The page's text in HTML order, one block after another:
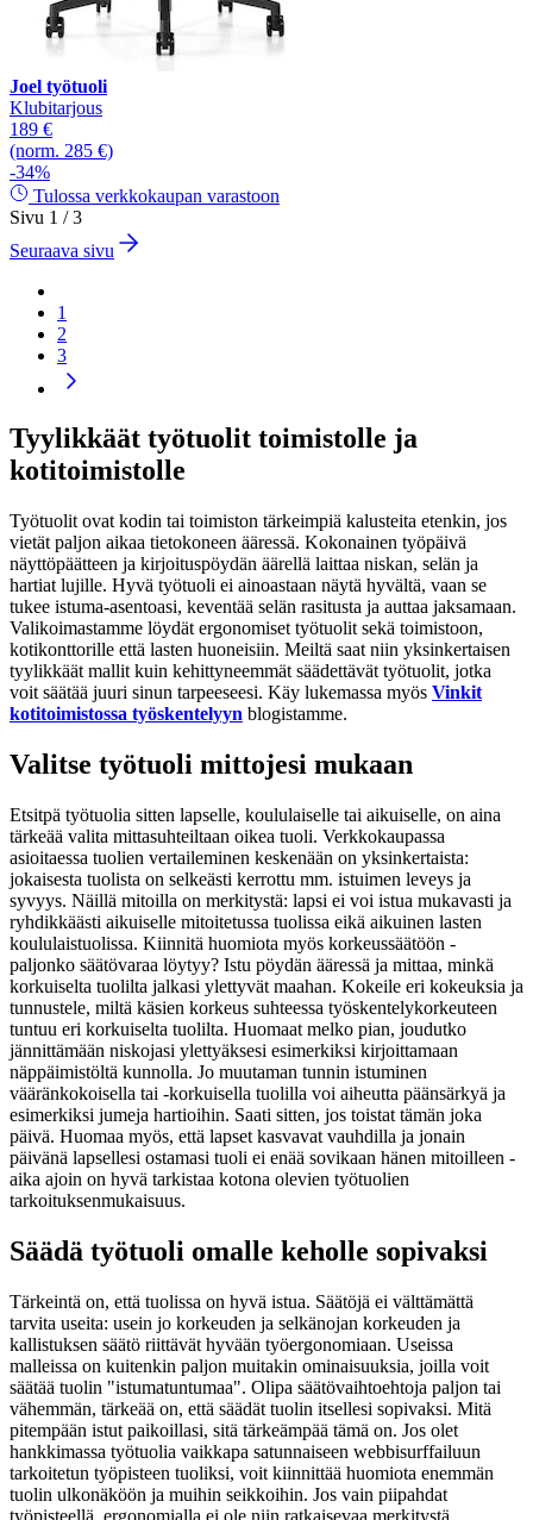
Joel työtuoli
Klubitarjous
189 €
(norm. 285 €)
-34%
Tulossa verkkokaupan varastoon
Sivu 1 / 3
Seuraava sivu
1
2
3
Tyylikkäät työtuolit toimistolle ja
kotitoimistolle
Työtuolit ovat kodin tai toimiston tärkeimpiä kalusteita etenkin, jos
vietät paljon aikaa tietokoneen ääressä. Kokonainen työpäivä
näyttöpäätteen ja kirjoituspöydän äärellä laittaa niskan, selän ja
hartiat lujille. Hyvä työtuoli ei ainoastaan näytä hyvältä, vaan se
tukee istuma-asentoasi, keventää selän rasitusta ja auttaa jaksamaan.
Valikoimastamme löydät ergonomiset työtuolit sekä toimistoon,
kotikonttorille että lasten huoneisiin. Meiltä saat niin yksinkertaisen
tyylikkäät mallit kuin kehittyneemmät säädettävät työtuolit, jotka
voit säätää juuri sinun tarpeeseesi. Käy lukemassa myös Vinkit
kotitoimistossa työskentelyyn blogistamme.
Valitse työtuoli mittojesi mukaan
Etsitpä työtuolia sitten lapselle, koululaiselle tai aikuiselle, on aina
tärkeää valita mittasuhteiltaan oikea tuoli. Verkkokaupassa
asioitaessa tuolien vertaileminen keskenään on yksinkertaista:
jokaisesta tuolista on selkeästi kerrottu mm. istuimen leveys ja
syvyys. Näillä mitoilla on merkitystä: lapsi ei voi istua mukavasti ja
ryhdikkäästi aikuiselle mitoitetussa tuolissa eikä aikuinen lasten
koululaistuolissa. Kiinnitä huomiota myös korkeussäätöön -
paljonko säätövaraa löytyy? Istu pöydän ääressä ja mittaa, minkä
korkuiselta tuolilta jalkasi ylettyvät maahan. Kokeile eri kokeuksia ja
tunnustele, miltä käsien korkeus suhteessa työskentelykorkeuteen
tuntuu eri korkuiselta tuolilta. Huomaat melko pian, joudutko
jännittämään niskojasi ylettyäksesi esimerkiksi kirjoittamaan
näppäimistöltä kunnolla. Jo muutaman tunnin istuminen
vääränkokoisella tai -korkuisella tuolilla voi aiheutta päänsärkyä ja
esimerkiksi jumeja hartioihin. Saati sitten, jos toistat tämän joka
päivä. Huomaa myös, että lapset kasvavat vauhdilla ja jonain
päivänä lapsellesi ostamasi tuoli ei enää sovikaan hänen mitoilleen -
aika ajoin on hyvä tarkistaa kotona olevien työtuolien
tarkoituksenmukaisuus.
Säädä työtuoli omalle keholle sopivaksi
Tärkeintä on, että tuolissa on hyvä istua. Säätöjä ei välttämättä
tarvita useita: usein jo korkeuden ja selkänojan korkeuden ja
kallistuksen säätö riittävät hyvään työergonomiaan. Useissa
malleissa on kuitenkin paljon muitakin ominaisuuksia, joilla voit
säätää tuolin "istumatuntumaa". Olipa säätövaihtoehtoja paljon tai
vähemmän, tärkeää on, että säädät tuolin itsellesi sopivaksi. Mitä
pitempään istut paikoillasi, sitä tärkeämpää tämä on. Jos olet
hankkimassa työtuolia vaikkapa satunnaiseen webbisurffailuun
tarkoitetun työpisteen tuoliksi, voit kiinnittää huomiota enemmän
tuolin ulkonäköön ja muihin seikkoihin. Jos vain piipahdat
työpisteellä, ergonomialla ei ole niin ratkaisevaa merkitystä.